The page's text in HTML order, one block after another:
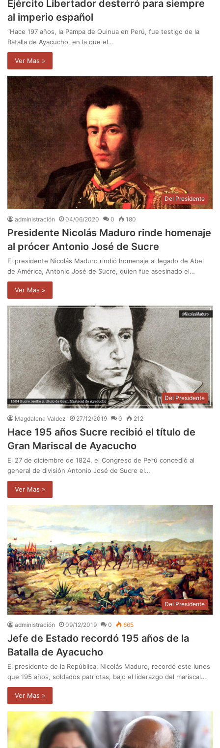
Ejército Libertador desterró para siempre
al imperio español
“Hace 197 años, la Pampa de Quinua en Perú, fue testigo de la
Batalla de Ayacucho, en la que el…
Ver Mas »
Del Presidente
administración 04/06/2020 0 180
Presidente Nicolás Maduro rinde homenaje
al prócer Antonio José de Sucre
El presidente Nicolás Maduro rindió homenaje al legado de Abel
de América, Antonio José de Sucre, quien fue asesinado el…
Ver Mas »
Del Presidente
Magdalena Valdez 27/12/2019 0 212
Hace 195 años Sucre recibió el título de
Gran Mariscal de Ayacucho
El 27 de diciembre de 1824, el Congreso de Perú concedió al
general de división Antonio José de Sucre el…
Ver Mas »
Del Presidente
administración 09/12/2019 0 665
Jefe de Estado recordó 195 años de la
Batalla de Ayacucho
El presidente de la República, Nicolás Maduro, recordó este lunes
que 195 años, soldados patriotas, bajo el liderazgo del mariscal…
Ver Mas »